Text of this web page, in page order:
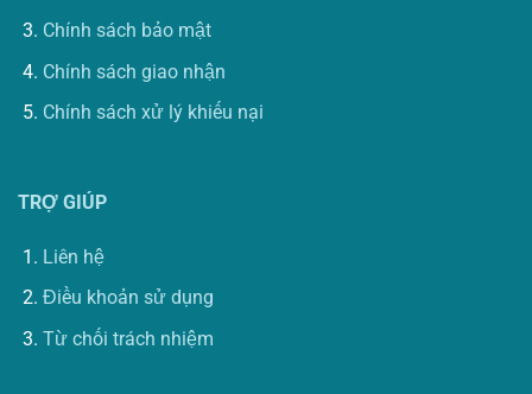
Chính sách bảo mật
Chính sách giao nhận
Chính sách xử lý khiếu nại
TRỢ GIÚP
Liên hệ
Điều khoản sử dụng
Từ chối trách nhiệm